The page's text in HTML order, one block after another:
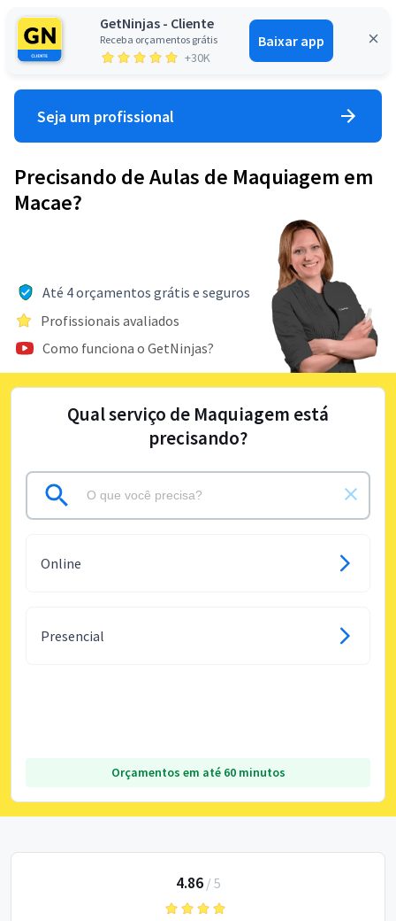
GetNinjas - Cliente
Receba orçamentos grátis
+30K
Baixar app
Entrar
Seja um profissional
Precisando de Aulas de Maquiagem em
Macae?
Até 4 orçamentos grátis e seguros
Profissionais avaliados
Como funciona o GetNinjas?
Qual serviço de Maquiagem está
precisando?
Online
Presencial
Orçamentos em até 60 minutos
4.86/ 5